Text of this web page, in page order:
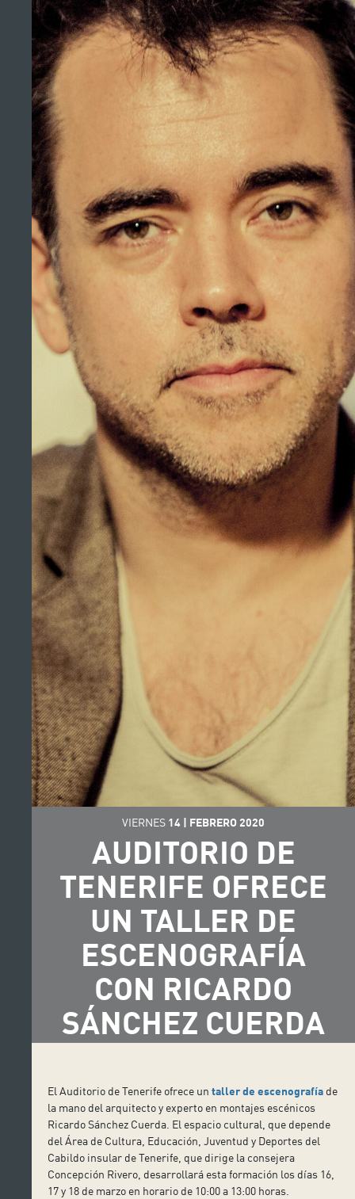
VIERNES 14 | FEBRERO 2020
AUDITORIO DE
TENERIFE OFRECE
UN TALLER DE
ESCENOGRAFÍA
CON RICARDO
SÁNCHEZ CUERDA
El Auditorio de Tenerife ofrece un taller de escenografía de
la mano del arquitecto y experto en montajes escénicos
Ricardo Sánchez Cuerda. El espacio cultural, que depende
del Área de Cultura, Educación, Juventud y Deportes del
Cabildo insular de Tenerife, que dirige la consejera
Concepción Rivero, desarrollará esta formación los días 16,
17 y 18 de marzo en horario de 10:00 a 13:00 horas.